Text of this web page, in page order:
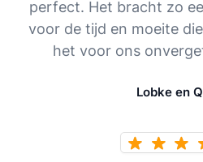
perfect. Het bracht zo
voor de tijd en moeite
het voor ons
Lobke en